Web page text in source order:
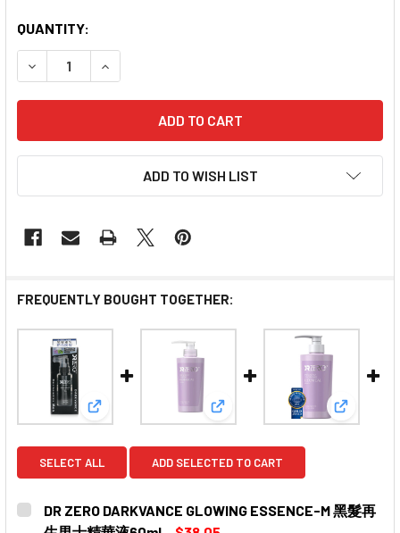
QUANTITY:
DECREASE QUANTITY OF DR ZERO DARKVANCE
INCREASE QUANTITY OF DR ZERO
ADD TO WISH LIST
FREQUENTLY BOUGHT TOGETHER:
View: DR ZERO DARKVANCE GLOWING
View: DR ZERO Redenical
View: DR
SELECT ALL ADD SELECTED TO CART
DR ZERO DARKVANCE GLOWING ESSENCE-M 黑髮再